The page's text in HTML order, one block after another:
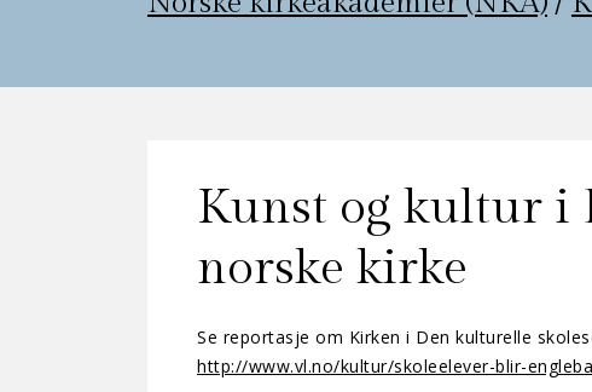
Kunst og kultur i
norske kirke
Se reportasje om Kirken i Den kulturelle
http://www.vl.no/kultur/skoleelever-blir-